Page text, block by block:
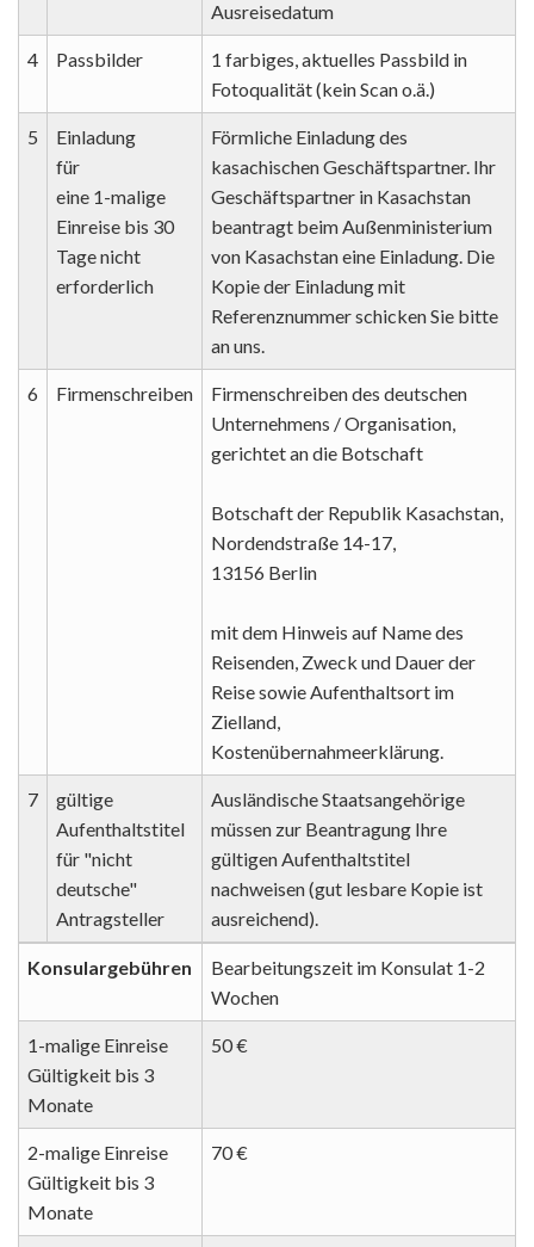
Ausreisedatum
4 Passbilder
1 farbiges, aktuelles Passbild in
Fotoqualität (kein Scan o.ä.)
5
Einladung
für
eine 1-malige
Einreise bis 30
Tage nicht
erforderlich
Förmliche Einladung des
kasachischen Geschäftspartner. Ihr
Geschäftspartner in Kasachstan
beantragt beim Außenministerium
von Kasachstan eine Einladung. Die
Kopie der Einladung mit
Referenznummer schicken Sie bitte
an uns.
6 Firmenschreiben
Firmenschreiben des deutschen
Unternehmens / Organisation,
gerichtet an die Botschaft
Botschaft der Republik Kasachstan,
Nordendstraße 14-17,
13156 Berlin
mit dem Hinweis auf Name des
Reisenden, Zweck und Dauer der
Reise sowie Aufenthaltsort im
Zielland,
Kostenübernahmeerklärung.
7
gültige
Aufenthaltstitel
für "nicht
deutsche"
Antragsteller
Ausländische Staatsangehörige
müssen zur Beantragung Ihre
gültigen Aufenthaltstitel
nachweisen (gut lesbare Kopie ist
ausreichend).
Konsulargebühren
Bearbeitungszeit im Konsulat 1-2
Wochen
1-malige Einreise
Gültigkeit bis 3
Monate
50 €
2-malige Einreise
Gültigkeit bis 3
Monate
70 €